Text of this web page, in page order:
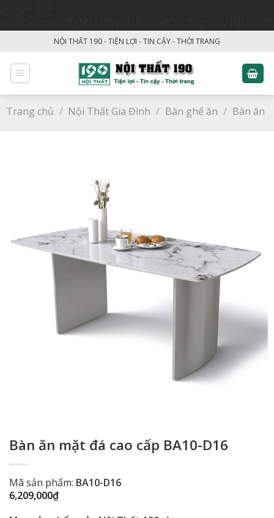
content
NỘI THẤT 190 - TIỆN LỢI - TIN CẬY - THỜI TRANG
Trang chủ / Nội Thất Gia Đình / Bàn ghế ăn / Bàn ăn
Bàn ăn mặt đá cao cấp BA10-D16
Mã sản phẩm: BA10-D16
6,209,000₫